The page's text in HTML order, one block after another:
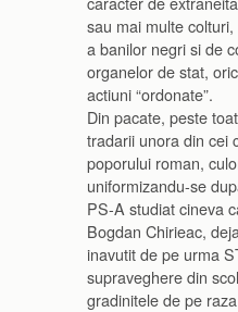
sau mai multe
a banilor negri si de
organelor de stat,
actiuni “ordonate”.
Din pacate, peste
tradarii unora din cei
poporului roman,
uniformizandu-se
PS-A studiat cineva
Bogdan Chirieac, deja
inavutit de pe urma
supraveghere din
gradinitele de pe